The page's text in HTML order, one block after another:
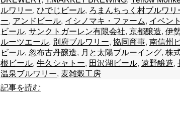
ルワリー, ひでじビール, ろまんちっく村ブルワリ
ー, アンドビール, イシノマキ・ファーム, イベント
ビール, サンクトガーレン有限会社, 京都醸造, 伊
ルーツエール, 別府ブルワリー, 協同商事, 南信州
ビール, 忽布古丹醸造, 月と太陽ブルーイング, 株
根ビール, 牛久シャトー, 田沢湖ビール, 遠野醸造,
温泉ブルワリー, 麦雑穀工房
記事を読む